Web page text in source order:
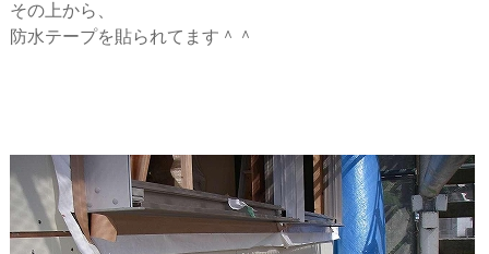
その上から、
防水テープを貼られてます＾＾